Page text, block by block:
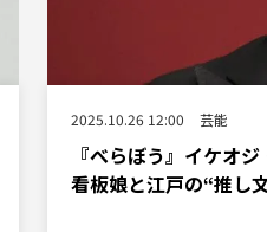
2025.10.26 12:00 芸能
『べらぼう』イケオ
看板娘と江戸の“推し